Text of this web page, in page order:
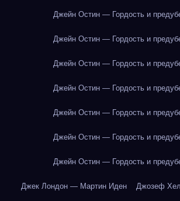
Джейн Остин — Гордость и
Джейн Остин — Гордость и
Джейн Остин — Гордость и
Джейн Остин — Гордость и
Джейн Остин — Гордость и
Джейн Остин — Гордость и
Джейн Остин — Гордость и
Джек Лондон — Мартин Иден Джозеф